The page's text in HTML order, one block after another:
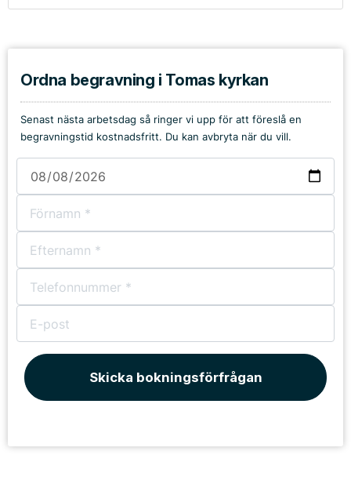
Ordna begravning i Tomas kyrkan
Senast nästa arbetsdag så ringer vi upp för att föreslå en
begravningstid kostnadsfritt. Du kan avbryta när du vill.
Skicka bokningsförfrågan